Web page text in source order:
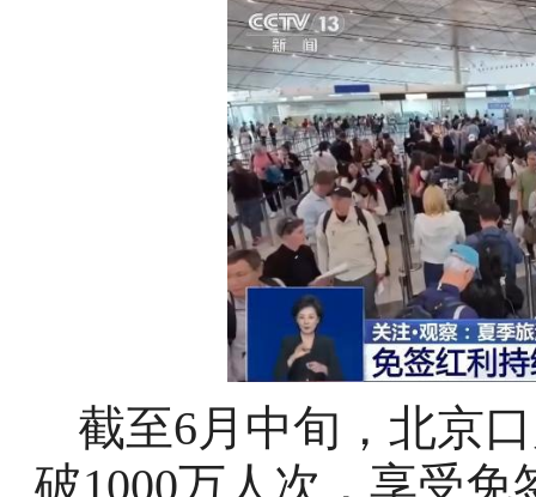
截至6月中旬，北京
破1000万人次，享受